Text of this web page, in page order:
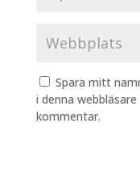
Spara mitt
i denna
kommentar.